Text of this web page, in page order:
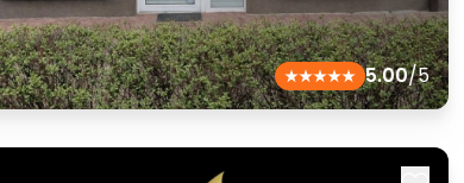
5.00/5